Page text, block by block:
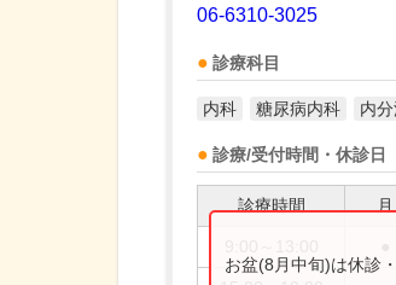
06-6310-3025
診療科目
内科 糖尿病内科 内
診療/受付時間・休診日
診療時間 月
お盆(8月中旬)は休診